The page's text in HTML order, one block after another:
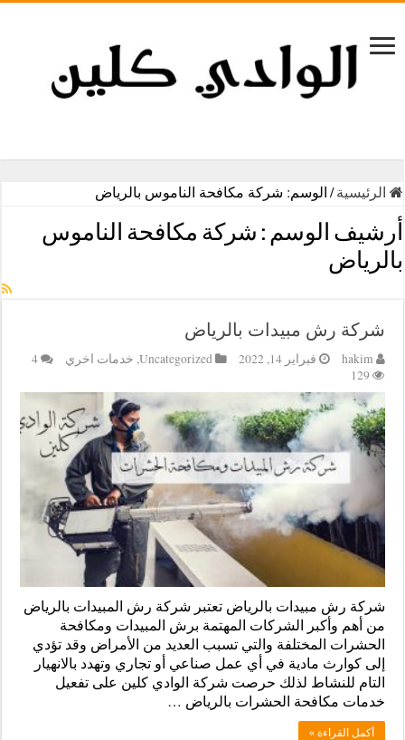
الرئيسية/ الوسم: شركة مكافحة الناموس بالرياض
أرشيف الوسم : شركة مكافحة الناموس
بالرياض
شركة رش مبيدات بالرياض
hakim فبراير 14, 2022 Uncategorized
, خدمات اخري
4
129
شركة رش مبيدات بالرياض تعتبر شركة رش المبيدات بالرياض
من أهم وأكبر الشركات المهتمة برش المبيدات ومكافحة
الحشرات المختلفة والتي تسبب العديد من الأمراض وقد تؤدي
إلى كوارث مادية في أي عمل صناعي أو تجاري وتهدد بالانهيار
التام للنشاط لذلك حرصت شركة الوادي كلين على تفعيل
خدمات مكافحة الحشرات بالرياض …
أكمل القراءة »